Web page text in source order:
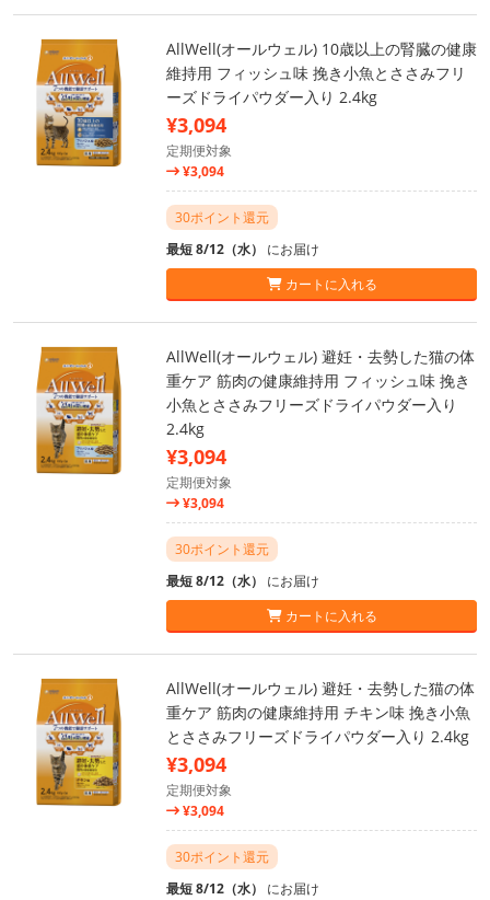
AllWell(オールウェル) 10歳以上の腎臓の健康
維持用 フィッシュ味 挽き小魚とささみフリ
ーズドライパウダー入り 2.4kg
¥3,094
定期便対象
¥3,094
30ポイント還元
最短 8/12（水） にお届け
カートに入れる
AllWell(オールウェル) 避妊・去勢した猫の体
重ケア 筋肉の健康維持用 フィッシュ味 挽き
小魚とささみフリーズドライパウダー入り
2.4kg
¥3,094
定期便対象
¥3,094
30ポイント還元
最短 8/12（水） にお届け
カートに入れる
AllWell(オールウェル) 避妊・去勢した猫の体
重ケア 筋肉の健康維持用 チキン味 挽き小魚
とささみフリーズドライパウダー入り 2.4kg
¥3,094
定期便対象
¥3,094
30ポイント還元
最短 8/12（水） にお届け